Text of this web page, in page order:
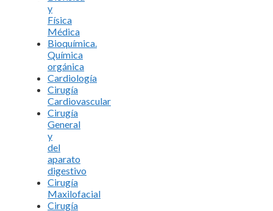
y
Física
Médica
Bioquímica.
Química
orgánica
Cardiología
Cirugía
Cardiovascular
Cirugía
General
y
del
aparato
digestivo
Cirugía
Maxilofacial
Cirugía